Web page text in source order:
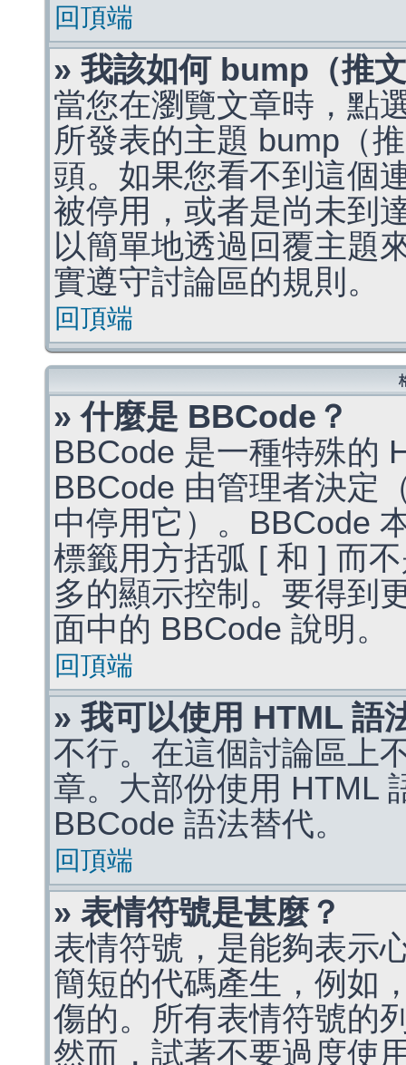
回頂端
» 我該如何 bump（推
當您在瀏覽文章時，點
所發表的主題 bump（
頭。如果您看不到這個
被停用，或者是尚未到
以簡單地透過回覆主題
實遵守討論區的規則。
回頂端
» 什麼是 BBCode？
BBCode 是一種特殊的
BBCode 由管理者決定
中停用它）。BBCode
標籤用方括弧 [ 和 ] 而
多的顯示控制。要得到
面中的 BBCode 說明。
回頂端
» 我可以使用 HTML 語
不行。在這個討論區上
章。大部份使用 HTML
BBCode 語法替代。
回頂端
» 表情符號是甚麼？
表情符號，是能夠表示
簡短的代碼產生，例如
傷的。所有表情符號的
然而，試著不要過度使